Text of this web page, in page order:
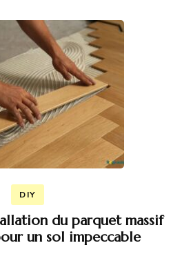
DIY
du parquet massif
un sol impeccable